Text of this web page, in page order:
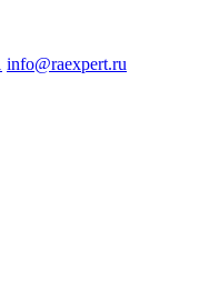
info@raexpert.ru